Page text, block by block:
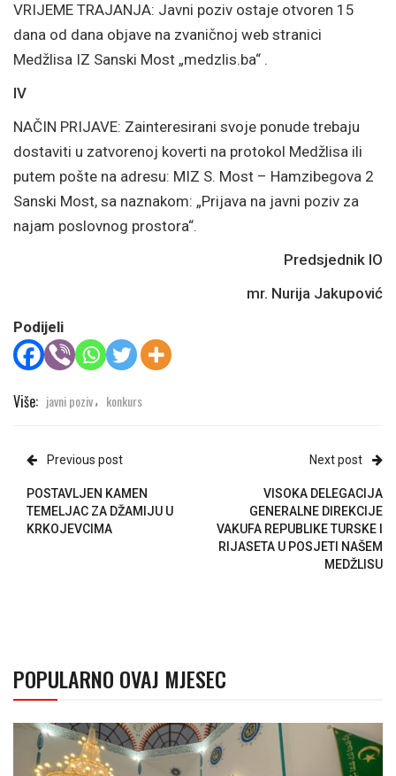
VRIJEME TRAJANJA: Javni poziv ostaje otvoren 15
dana od dana objave na zvaničnoj web stranici
Medžlisa IZ Sanski Most „medzlis.ba“ .
IV
NAČIN PRIJAVE: Zainteresirani svoje ponude trebaju
dostaviti u zatvorenoj koverti na protokol Medžlisa ili
putem pošte na adresu: MIZ S. Most – Hamzibegova 2
Sanski Most, sa naznakom: „Prijava na javni poziv za
najam poslovnog prostora“.
Predsjednik IO
mr. Nurija Jakupović
Podijeli
Više: javni poziv, konkurs
Previous post
POSTAVLJEN KAMEN
TEMELJAC ZA DŽAMIJU U
KRKOJEVCIMA
Next post
VISOKA DELEGACIJA
GENERALNE DIREKCIJE
VAKUFA REPUBLIKE TURSKE I
RIJASETA U POSJETI NAŠEM
MEDŽLISU
POPULARNO OVAJ MJESEC